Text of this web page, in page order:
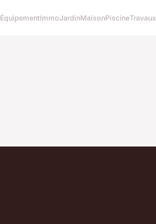
ÉquipementImmoJardinMaisonPiscineTravaux